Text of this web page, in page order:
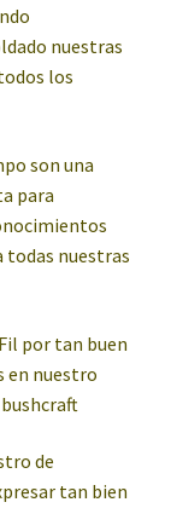
nuestras
los
son una
para
todas nuestras
por tan buen
en nuestro
de
tan bien